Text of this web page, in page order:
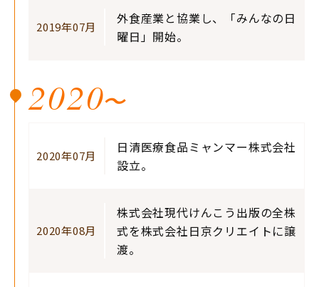
2019年07月
外食産業と協業し、「みんなの日
曜日」開始。
2020〜
2020年07月
日清医療食品ミャンマー株式会社
設立。
2020年08月
株式会社現代けんこう出版の全株
式を株式会社日京クリエイトに譲
渡。